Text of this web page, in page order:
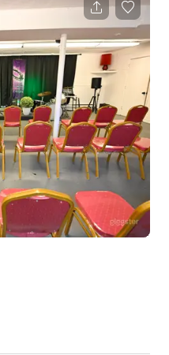
ouverte, entourée de
grande grange avec un
attenante. Un pommier